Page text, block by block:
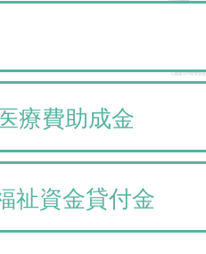
療費助成金
祉資金貸付金